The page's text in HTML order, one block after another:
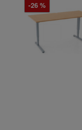
-26 %